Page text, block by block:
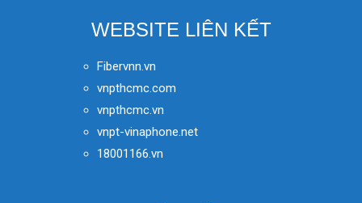
WEBSITE LIÊN KẾT
Fibervnn.vn
vnpthcmc.com
vnpthcmc.vn
vnpt-vinaphone.net
18001166.vn